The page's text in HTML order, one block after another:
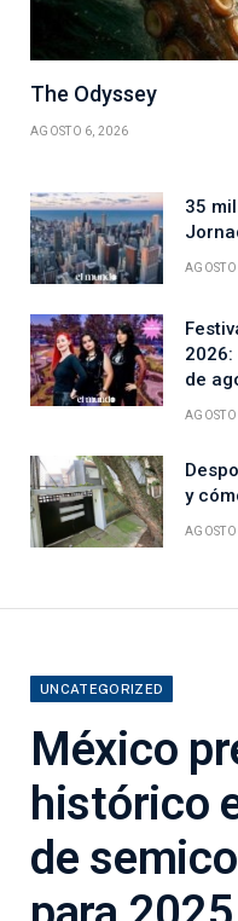
The Odyssey
AGOSTO 6, 2026
35
de
y
UNCATEGORIZED
México
histórico
de